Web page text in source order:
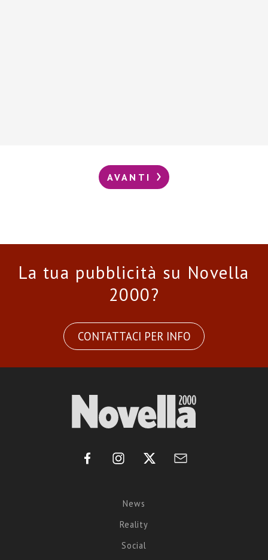
AVANTI
La tua pubblicità su Novella
2000?
CONTATTACI PER INFO
News
Reality
Social